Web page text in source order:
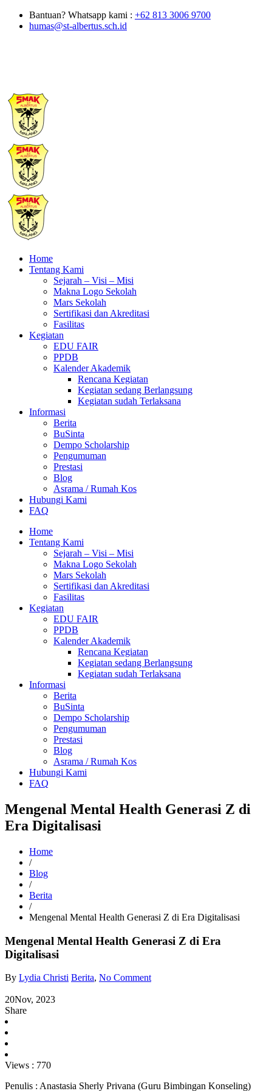
Bantuan? Whatsapp kami : +62 813 3006 9700
humas@st-albertus.sch.id
Home
Tentang Kami
Sejarah – Visi – Misi
Makna Logo Sekolah
Mars Sekolah
Sertifikasi dan Akreditasi
Fasilitas
Kegiatan
EDU FAIR
PPDB
Kalender Akademik
Rencana Kegiatan
Kegiatan sedang Berlangsung
Kegiatan sudah Terlaksana
Informasi
Berita
BuSinta
Dempo Scholarship
Pengumuman
Prestasi
Blog
Asrama / Rumah Kos
Hubungi Kami
FAQ
Home
Tentang Kami
Sejarah – Visi – Misi
Makna Logo Sekolah
Mars Sekolah
Sertifikasi dan Akreditasi
Fasilitas
Kegiatan
EDU FAIR
PPDB
Kalender Akademik
Rencana Kegiatan
Kegiatan sedang Berlangsung
Kegiatan sudah Terlaksana
Informasi
Berita
BuSinta
Dempo Scholarship
Pengumuman
Prestasi
Blog
Asrama / Rumah Kos
Hubungi Kami
FAQ
Mengenal Mental Health Generasi Z di
Era Digitalisasi
Home
/
Blog
/
Berita
/
Mengenal Mental Health Generasi Z di Era Digitalisasi
Mengenal Mental Health Generasi Z di Era
Digitalisasi
By Lydia Christi Berita, No Comment
20Nov, 2023
Share
Views : 770
Penulis : Anastasia Sherly Privana (Guru Bimbingan Konseling)